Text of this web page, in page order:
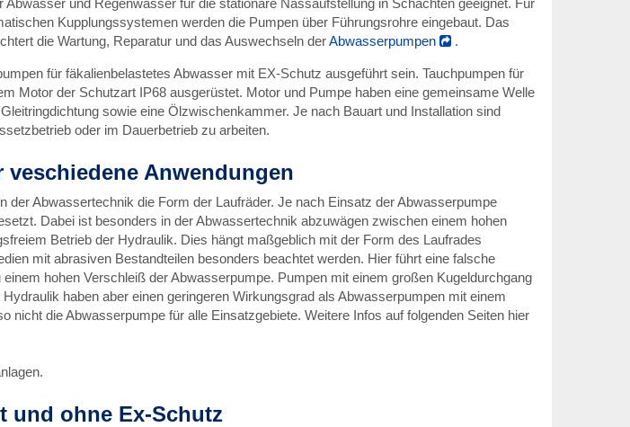
Abwasser und Regenwasser für die stationäre Nassaufstellung in Schächten geeignet. Für
Kupplungssystemen werden die Pumpen über Führungsrohre eingebaut. Das
die Wartung, Reparatur und das Auswechseln derAbwasserpumpen .
für fäkalienbelastetes Abwasser mit EX-Schutz ausgeführt sein. Tauchpumpen für
Motor der Schutzart IP68 ausgerüstet. Motor und Pumpe haben eine gemeinsame Welle
sowie eine Ölzwischenkammer. Je nach Bauart und Installation sind
oder im Dauerbetrieb zu arbeiten.
Anwendungen
der Abwassertechnik die Form der Laufräder. Je nach Einsatz der Abwasserpumpe
Dabei ist besonders in der Abwassertechnik abzuwägen zwischen einem hohen
Betrieb der Hydraulik. Dies hängt maßgeblich mit der Form des Laufrades
mit abrasiven Bestandteilen besonders beachtet werden. Hier führt eine falsche
hohen Verschleiß der Abwasserpumpe. Pumpen mit einem großen Kugeldurchgang
haben aber einen geringeren Wirkungsgrad als Abwasserpumpen mit einem
nicht die Abwasserpumpe für alle Einsatzgebiete. Weitere Infos auf folgenden Seiten hier
und ohne Ex-Schutz